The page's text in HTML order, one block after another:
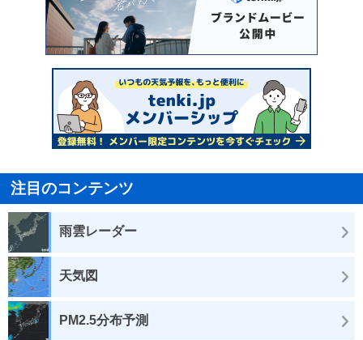
注目のコンテンツ
雨雲レーダー
天気図
PM2.5分布予測